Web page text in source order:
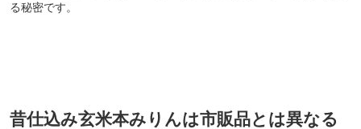
る秘密です。
昔仕込み玄米本みりんは市販品とは異なる